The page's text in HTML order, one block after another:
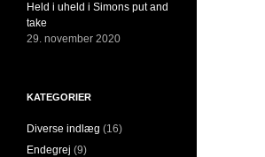
Held i uheld i Simons put and
take
29. november 2020
KATEGORIER
Diverse indlæg (16)
Endegrej (9)